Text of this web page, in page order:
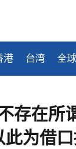
港 台湾 全球
存在所
此为借